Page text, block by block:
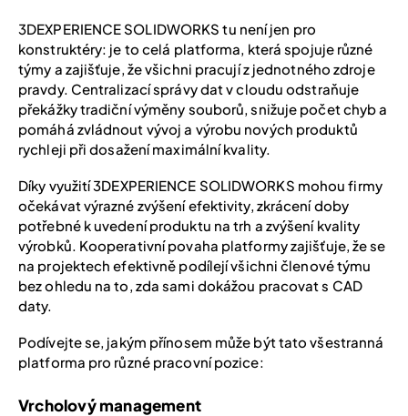
3DEXPERIENCE SOLIDWORKS tu není jen pro
konstruktéry: je to celá platforma, která spojuje různé
týmy a zajišťuje, že všichni pracují z jednotného zdroje
pravdy. Centralizací správy dat v cloudu odstraňuje
překážky tradiční výměny souborů, snižuje počet chyb a
pomáhá zvládnout vývoj a výrobu nových produktů
rychleji při dosažení maximální kvality.
Díky využití 3DEXPERIENCE SOLIDWORKS mohou firmy
očekávat výrazné zvýšení efektivity, zkrácení doby
potřebné k uvedení produktu na trh a zvýšení kvality
výrobků. Kooperativní povaha platformy zajišťuje, že se
na projektech efektivně podílejí všichni členové týmu
bez ohledu na to, zda sami dokážou pracovat s CAD
daty.
Podívejte se, jakým přínosem může být tato všestranná
platforma pro různé pracovní pozice:
Vrcholový management